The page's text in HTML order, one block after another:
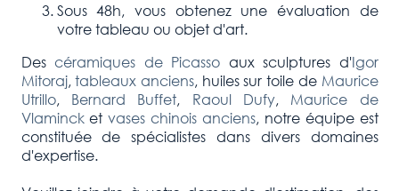
Sous 48h, vous obtenez une évaluation de
votre tableau ou objet d'art.
Des céramiques de Picasso aux sculptures d'Igor
Mitoraj,tableaux anciens, huiles sur toile de Maurice
Utrillo, Bernard Buffet, Raoul Dufy, Maurice de
Vlamincketvases chinois anciens, notre équipe est
constituée de spécialistes dans divers domaines
d'expertise.